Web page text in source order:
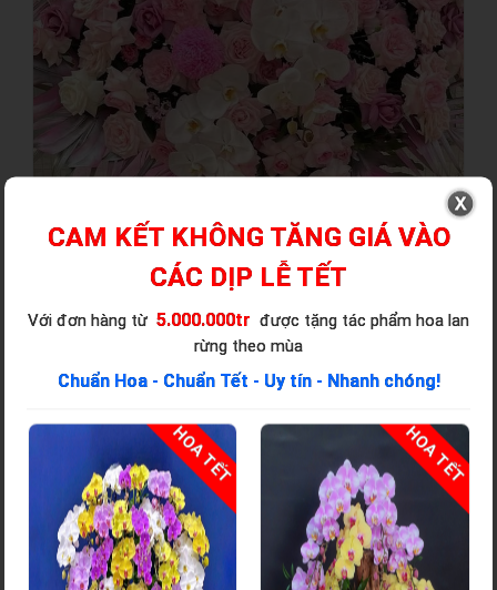
CAM KẾT KHÔNG TĂNG GIÁ VÀO
CÁC DỊP LỄ TẾT
Với đơn hàng từ 5.000.000tr được tặng tác phẩm hoa lan
rừng theo mùa
Chuẩn Hoa - Chuẩn Tết - Uy tín - Nhanh chóng!
HOA TẾT HOA TẾT